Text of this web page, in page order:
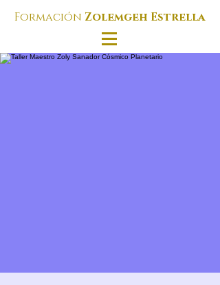
Formación Zolemgeh Estrella